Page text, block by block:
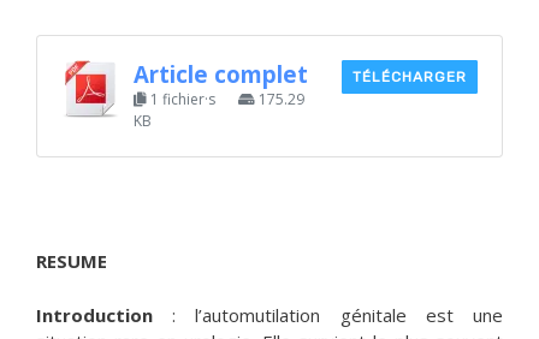
Article complet
1 fichier·s
175.29
KB
TÉLÉCHARGER
RESUME
Introduction : l’automutilation génitale est une